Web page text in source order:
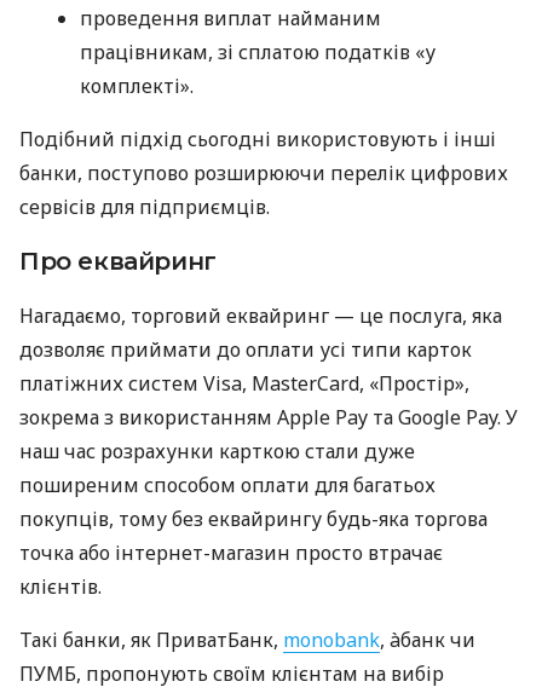
проведення виплат найманим
працівникам, зі сплатою податків «у
комплекті».
Подібний підхід сьогодні використовують і інші
банки, поступово розширюючи перелік цифрових
сервісів для підприємців.
Про еквайринг
Нагадаємо, торговий еквайринг — це послуга, яка
дозволяє приймати до оплати усі типи карток
платіжних систем Visa, MasterCard, «Простір»,
зокрема з використанням Apple Pay та Google Pay. У
наш час розрахунки карткою стали дуже
поширеним способом оплати для багатьох
покупців, тому без еквайрингу будь-яка торгова
точка або інтернет-магазин просто втрачає
клієнтів.
Такі банки, як ПриватБанк, monobank, àбанк чи
ПУМБ, пропонують своїм клієнтам на вибір